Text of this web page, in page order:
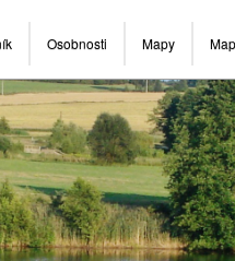
Osobnosti Mapy